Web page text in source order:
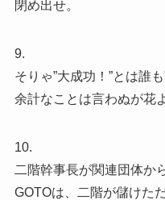
閉め出せ。
9.
そりゃ”大成功！”とは誰
余計なことは言わぬが花よ
10.
二階幹事長が関連団体か
GOTOは、二階が儲けただ